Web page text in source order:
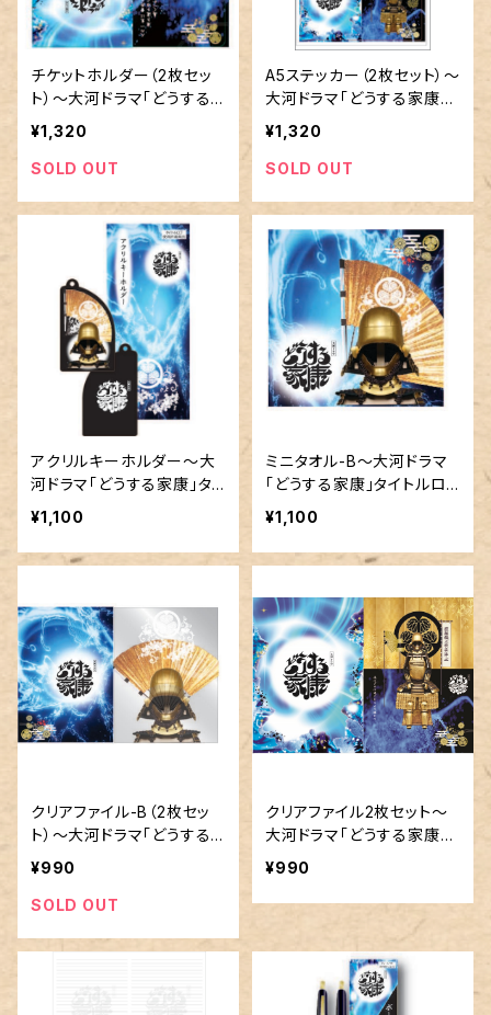
チケットホルダー（2枚セッ
ト）～大河ドラマ「どうする
家康」タイトルロゴ使用許諾
商品
¥1,320
SOLD OUT
A5ステッカー（2枚セット）～
大河ドラマ「どうする家康」
タイトルロゴ使用許諾商品
¥1,320
SOLD OUT
アクリルキーホルダー～大
河ドラマ「どうする家康」タ
イトルロゴ使用許諾商品
¥1,100
ミニタオル-B～大河ドラマ
「どうする家康」タイトルロ
ゴ使用許諾商品
¥1,100
クリアファイル-B（2枚セッ
ト）～大河ドラマ「どうする
家康」タイトルロゴ使用許諾
¥990
SOLD OUT
クリアファイル2枚セット～
大河ドラマ「どうする家康」
タイトルロゴ使用許諾商品
¥990